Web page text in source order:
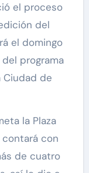
el proceso
del
el domingo
programa
Ciudad de
la Plaza
con
de cuatro